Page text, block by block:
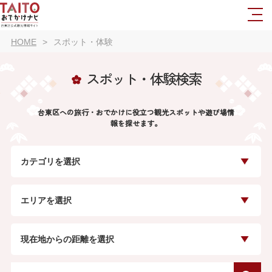
HOME スポット・体験
スポット・体験検索
台東区への旅行・おでかけに役立つ観光スポットや遊び場情
報を探せます。
カテゴリを選択
エリアを選択
現在地からの距離を選択